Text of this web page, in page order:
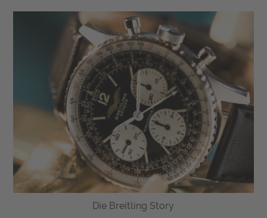
Die Breitling Story